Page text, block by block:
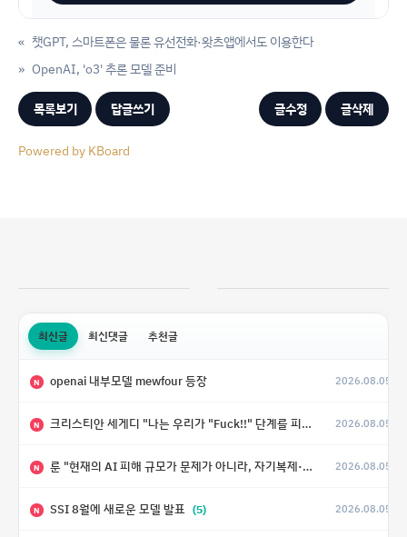
« 챗GPT, 스마트폰은 물론 유선전화·왓츠앱에서도 이용한다
OpenAI, 'o3' 추론 모델 준비
»
목록보기 답글쓰기 글수정 글삭제
Powered by KBoard
최신글 최신댓글 추천글
N openai 내부모델 mewfour 등장 2026.08.05
N 크리스티안 세게디 "나는 우리가 "Fuck!!" 단계를 피할 수 있기를 바랄 뿐" 2026.08.05
N 룬 "현재의 AI 피해 규모가 문제가 아니라, 자기복제·탈출·확산이 가능한 지능형 시스템의 피해에는 이론적으로 상한이 없다는 것이 문제" 2026.08.05
N SSI 8월에 새로운 모델 발표 (5) 2026.08.05